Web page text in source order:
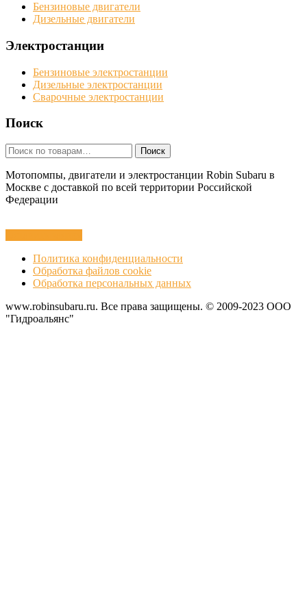
Бензиновые двигатели
Дизельные двигатели
Электростанции
Бензиновые электростанции
Дизельные электростанции
Сварочные электростанции
Поиск
Искать: Поиск
Мотопомпы, двигатели и электростанции Robin Subaru в
Москве с доставкой по всей территории Российской
Федерации
Политика конфиденциальности
Обработка файлов cookie
Обработка персональных данных
www.robinsubaru.ru. Все права защищены. © 2009-2023 ООО
"Гидроальянс"